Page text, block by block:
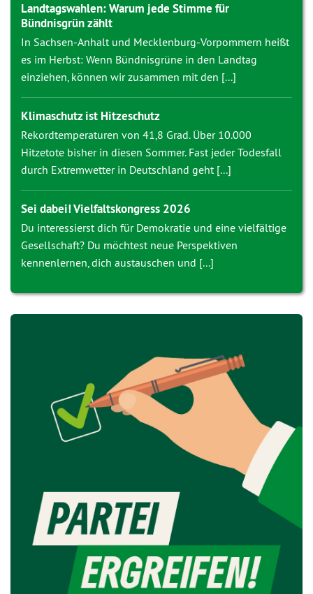
Landtagswahlen: Warum jede Stimme für
Bündnisgrün zählt
In Sachsen-Anhalt und Mecklenburg-Vorpommern heißt
es im Herbst: Wenn Bündnisgrüne in den Landtag
einziehen, können wir zusammen mit den [...]
Klimaschutz ist Hitzeschutz
Rekordtemperaturen von 41,8 Grad. Über 10.000
Hitzetote bisher in diesen Sommer. Fast jeder Todesfall
durch Extremwetter in Deutschland geht [...]
Sei dabei! Vielfaltskongress 2026
Du interessierst dich für Demokratie und eine vielfältige
Gesellschaft? Du möchtest neue Perspektiven
kennenlernen, dich austauschen und [...]